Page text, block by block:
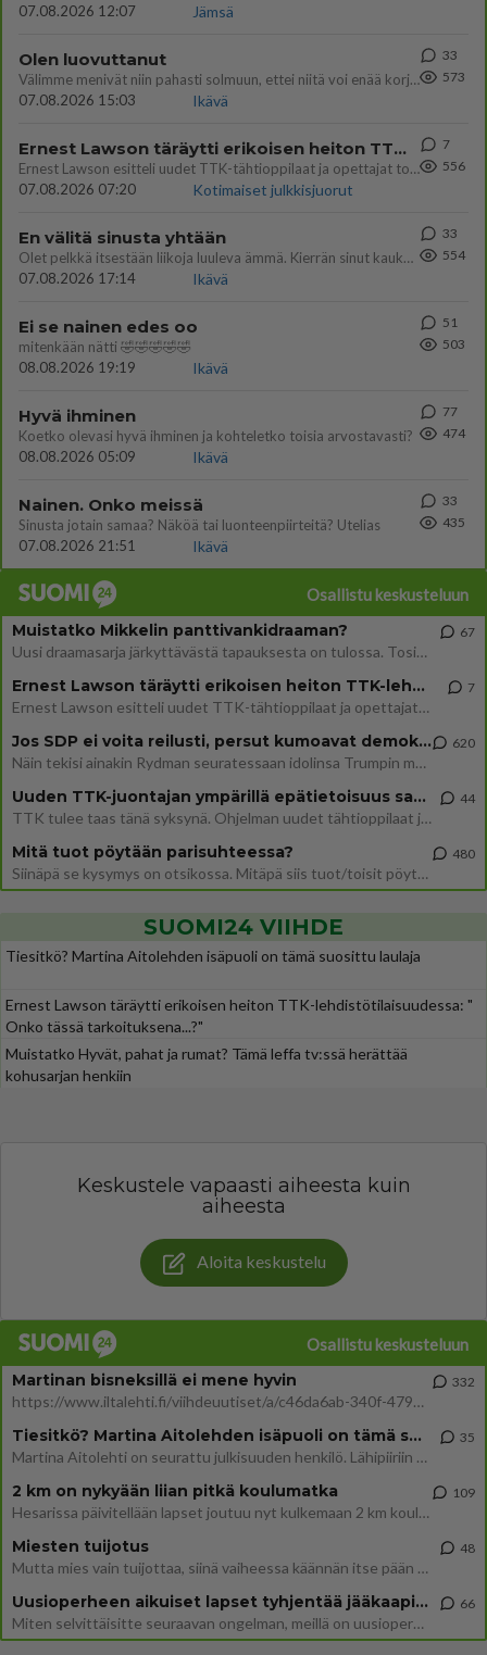
07.08.2026 12:07
Jämsä
Olen luovuttanut
Välimme menivät niin pahasti solmuun, ettei niitä voi enää korjata. On aika jatkaa elämässä eteenpäin. Toivon sulle kaik
07.08.2026 15:03
Ikävä
33
573
Ernest Lawson täräytti erikoisen heiton TTK-lehdistötilaisuudessa: " Onko tässä tarkoituksena...?"
Ernest Lawson esitteli uudet TTK-tähtioppilaat ja opettajat torstaina 6.8. lehdistölle. Tulevalla kaudella on yksi hausk
07.08.2026 07:20
Kotimaiset julkkisjuorut
7
556
En välitä sinusta yhtään
Olet pelkkä itsestään liikoja luuleva ämmä. Kierrän sinut kaukaa nyt ja aina. Olit mulle pelkkä lelu vaan.
07.08.2026 17:14
Ikävä
33
554
Ei se nainen edes oo
mitenkään nätti 🤣🤣🤣🤣🤣
08.08.2026 19:19
Ikävä
51
503
Hyvä ihminen
Koetko olevasi hyvä ihminen ja kohteletko toisia arvostavasti?
08.08.2026 05:09
Ikävä
77
474
Nainen. Onko meissä
Sinusta jotain samaa? Näköä tai luonteenpiirteitä? Utelias
07.08.2026 21:51
Ikävä
33
435
Osallistu keskusteluun
Muistatko Mikkelin panttivankidraaman?
Uusi draamasarja järkyttävästä tapauksesta on tulossa. Tositapahtumiin perustuva sarja ammentaa vuoden 1986 Mikkelin pan
67
Ernest Lawson täräytti erikoisen heiton TTK-lehdistötilaisuudessa: " Onko tässä tarkoituksena...?"
Ernest Lawson esitteli uudet TTK-tähtioppilaat ja opettajat torstaina 6.8. lehdistölle. Tulevalla kaudella on yksi hausk
7
Jos SDP ei voita reilusti, persut kumoavat demokratian Suomesta
Näin tekisi ainakin Rydman seuratessaan idolinsa Trumpin mallia https://www.is.fi/politiikka/art-2000012187244.html
620
Uuden TTK-juontajan ympärillä epätietoisuus sakenee - Nyt MTV hämmentää soppaa
TTK tulee taas tänä syksynä. Ohjelman uudet tähtioppilaat julkistetaan torstaina 6. elokuuta klo 14 alkavassa lehdistö
44
Mitä tuot pöytään parisuhteessa?
Siinäpä se kysymys on otsikossa. Mitäpä siis tuot/toisit pöytään parisuhteessa? Oletko mies vai nainen? Koetko sen mitä
480
SUOMI24 VIIHDE
Tiesitkö? Martina Aitolehden isäpuoli on tämä suosittu laulaja
Ernest Lawson täräytti erikoisen heiton TTK-lehdistötilaisuudessa: "
Onko tässä tarkoituksena...?"
Muistatko Hyvät, pahat ja rumat? Tämä leffa tv:ssä herättää
kohusarjan henkiin
Keskustele vapaasti aiheesta kuin
aiheesta
Aloita keskustelu
Osallistu keskusteluun
Martinan bisneksillä ei mene hyvin
https://www.iltalehti.fi/viihdeuutiset/a/c46da6ab-340f-4790-aaa7-0865eed2336 Yrityksen konkurssihakemus on tullut kärä
332
Tiesitkö? Martina Aitolehden isäpuoli on tämä suosittu laulaja
Martina Aitolehti on seurattu julkisuuden henkilö. Lähipiiriin mahtuu muitakin tunnettuja henkilöitä. Tiesitkö, että Ma
35
2 km on nykyään liian pitkä koulumatka
Hesarissa päivitellään lapset joutuu nyt kulkemaan 2 km kouluun jösses. Ruostefillarilla tuo matka menee vaikka miten äk
109
Miesten tuijotus
Mutta mies vain tuijottaa, siinä vaiheessa käännän itse pään pois. Mikä juttu? Yleensä jos joku tuijottaa tai katsoo, hä
48
Uusioperheen aikuiset lapset tyhjentää jääkaapin käydessään
Miten selvittäisitte seuraavan ongelman, meillä on uusioperhe, minulla teini-ikäiset lapset ja puolisolla aikuiset, jotk
66